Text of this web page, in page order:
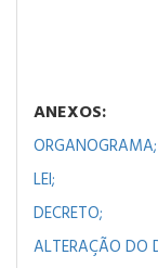
ANEXOS:
ORGANOGRAMA;
LEI;
DECRETO;
ALTERAÇÃO DO